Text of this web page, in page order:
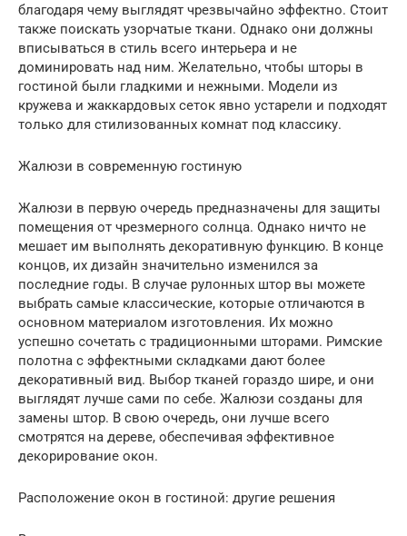
благодаря чему выглядят чрезвычайно эффектно. Стоит
также поискать узорчатые ткани. Однако они должны
вписываться в стиль всего интерьера и не
доминировать над ним. Желательно, чтобы шторы в
гостиной были гладкими и нежными. Модели из
кружева и жаккардовых сеток явно устарели и подходят
только для стилизованных комнат под классику.
Жалюзи в современную гостиную
Жалюзи в первую очередь предназначены для защиты
помещения от чрезмерного солнца. Однако ничто не
мешает им выполнять декоративную функцию. В конце
концов, их дизайн значительно изменился за
последние годы. В случае рулонных штор вы можете
выбрать самые классические, которые отличаются в
основном материалом изготовления. Их можно
успешно сочетать с традиционными шторами. Римские
полотна с эффектными складками дают более
декоративный вид. Выбор тканей гораздо шире, и они
выглядят лучше сами по себе. Жалюзи созданы для
замены штор. В свою очередь, они лучше всего
смотрятся на дереве, обеспечивая эффективное
декорирование окон.
Расположение окон в гостиной: другие решения